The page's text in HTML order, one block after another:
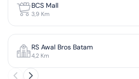
BCS Mall
3,9 Km
RS Awal Bros Batam
4,2 Km